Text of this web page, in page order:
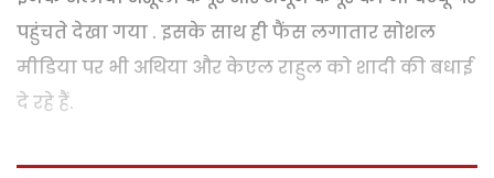
पहुंचते देखा गया . इसके साथ ही फैंस लगातार सोशल
मीडिया पर भी अथिया और केएल राहुल को शादी की बधाई
दे रहे हैं.